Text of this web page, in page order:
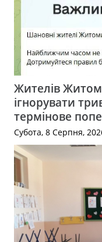
Жителів
ігнорувати
термінове
Субота, 8 Серпня,